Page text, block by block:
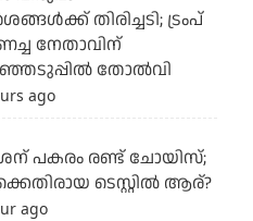
തിരിച്ചടി; ട്രംപ്
നേതാവിന്
തോല്‍വി
ago
പകരം രണ്ട് ചോയിസ്;
ടെസ്റ്റില്‍ ആര്?
ago